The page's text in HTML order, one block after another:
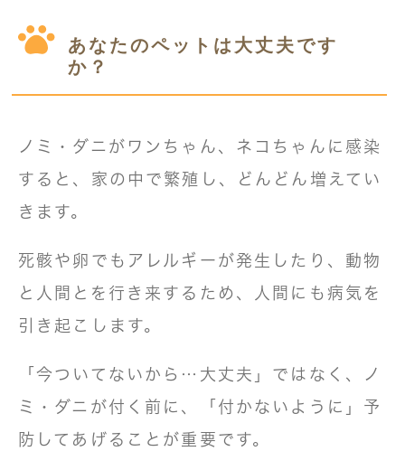
あなたのペットは大丈夫です
か？
ノミ・ダニがワンちゃん、ネコちゃんに感染
すると、家の中で繁殖し、どんどん増えてい
きます。
死骸や卵でもアレルギーが発生したり、動物
と人間とを行き来するため、人間にも病気を
引き起こします。
「今ついてないから…大丈夫」ではなく、ノ
ミ・ダニが付く前に、
「付かないように」予
防 してあげることが重要です。